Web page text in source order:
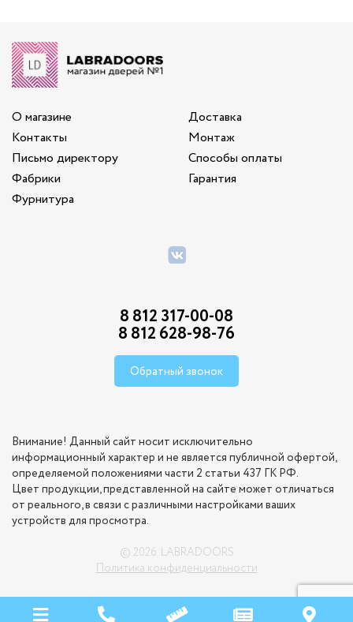
О магазине
Контакты
Письмо директору
Фабрики
Фурнитура
Доставка
Монтаж
Способы оплаты
Гарантия
8 812 317-00-08
8 812 628-98-76
Обратный звонок
Внимание! Данный сайт носит исключительно
информационный характер и не является публичной офертой,
определяемой положениями части 2 статьи 437 ГК РФ.
Цвет продукции, представленной на сайте может отличаться
от реального, в связи с различными настройками ваших
устройств для просмотра.
© 2026. LABRADOORS
Политика конфиденциальности